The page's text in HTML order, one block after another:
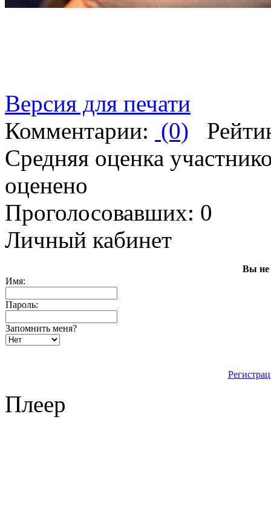
Версия для печати
Комментарии: (0)
Средняя оценка
оценено
Проголосовавших: 0
Личный кабинет
Вы не
Имя:
Пароль:
Запомнить меня?
Плеер